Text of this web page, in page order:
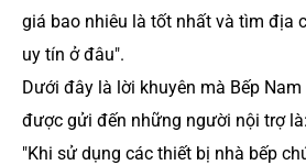
giá bao nhiêu là tốt nhất và tìm địa
uy tín ở đâu".
Dưới đây là lời khuyên mà Bếp
được gửi đến những người nội trợ là:
"Khi sử dụng các thiết bị nhà bếp